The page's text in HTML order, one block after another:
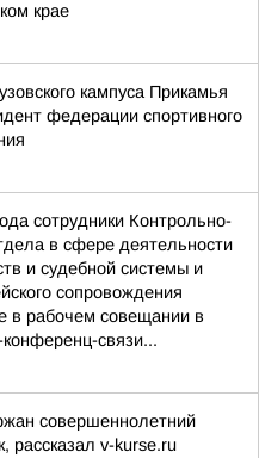
крае
кампуса Прикамья
федерации спортивного
сотрудники Контрольно-
в сфере деятельности
и судебной системы и
сопровождения
в рабочем совещании в
связи...
совершеннолетний
рассказал v-kurse.ru